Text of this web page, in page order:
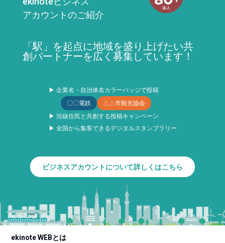
アカウントのご紹介
「駅」を起点に地域を盛り上げたい共
創パートナーを広く募集しています！
▶ 企業名・自治体名カラーバッジで投稿
〇〇電鉄
△△市観光協会
▶ 沿線住民と共創する投稿キャンペーン
▶ 全国から集客できるデジタルスタンプラリー
ビジネスアカウントについて詳しくはこちら
ekinote WEBとは